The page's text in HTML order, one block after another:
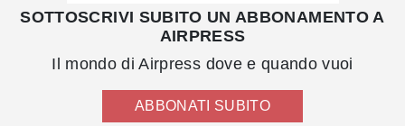
SOTTOSCRIVI SUBITO UN ABBONAMENTO A
AIRPRESS
Il mondo di Airpress dove e quando vuoi
ABBONATI SUBITO